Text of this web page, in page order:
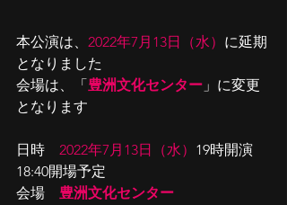
本公演は、 2022年7月13日（水） に延期
となりました
会場は、「豊洲文化センター 」に変更
となります
日時 2022年7月13日（水） 19時開演
18:40開場予定
会場 豊洲文化センター